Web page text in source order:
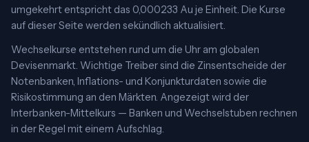
umgekehrt entspricht das 0,000233 Au je Einheit. Die Kurse
auf dieser Seite werden sekündlich aktualisiert.
Wechselkurse entstehen rund um die Uhr am globalen
Devisenmarkt. Wichtige Treiber sind die Zinsentscheide der
Notenbanken, Inflations- und Konjunkturdaten sowie die
Risikostimmung an den Märkten. Angezeigt wird der
Interbanken-Mittelkurs — Banken und Wechselstuben rechnen
in der Regel mit einem Aufschlag.